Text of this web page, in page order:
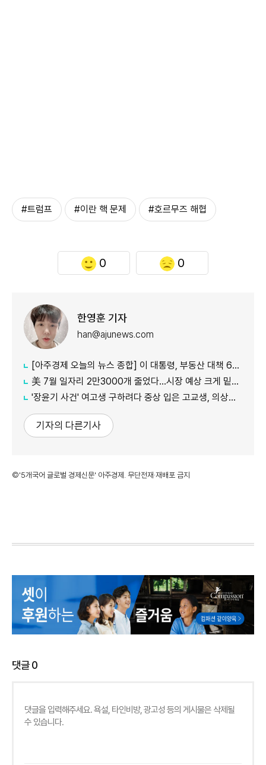
#트럼프 #이란 핵 문제 #호르무즈 해협
0 0
한영훈 기자
han@ajunews.com
[아주경제 오늘의 뉴스 종합] 이 대통령, 부동산 대책 6시간 점검…"기존 방식 벗어나 과감히 실행" 外
美 7월 일자리 2만3000개 줄었다…시장 예상 크게 밑돈 '고용 쇼크'
'장윤기 사건' 여고생 구하려다 중상 입은 고교생, 의상자 인정
기자의 다른기사
©'5개국어 글로벌 경제신문' 아주경제. 무단전재·재배포 금지
댓글0